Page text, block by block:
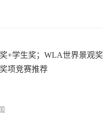
+学生奖；WLA世界景观
项竞赛推荐